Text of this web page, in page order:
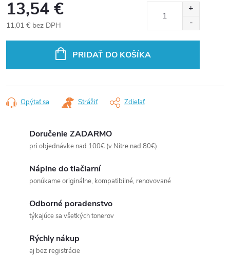
13,54 €
11,01 € bez DPH
PRIDAŤ DO KOŠÍKA
Opýtať sa Strážiť Zdieľať
Doručenie ZADARMO
pri objednávke nad 100€ (v Nitre nad 80€)
Náplne do tlačiarní
ponúkame originálne, kompatibilné, renovované
Odborné poradenstvo
týkajúce sa všetkých tonerov
Rýchly nákup
aj bez registrácie